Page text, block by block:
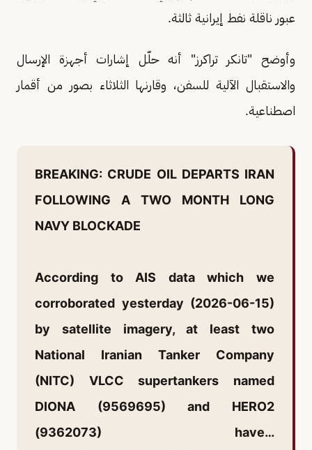
عبور ناقلة نفط إيرانية ثالثة.
وأوضح "تانكر تراكرز" أنه حلّل إشارات أجهزة الإرسال
والاستقبال الآلية للسفن، وقارنها الثلاثاء بصور من أقمار
اصطناعية.
BREAKING: CRUDE OIL DEPARTS IRAN
FOLLOWING A TWO MONTH LONG
NAVY BLOCKADE
According to AIS data which we
corroborated yesterday (2026-06-15)
by satellite imagery, at least two
National Iranian Tanker Company
(NITC) VLCC supertankers named
DIONA (9569695) and HERO2
(9362073) have…